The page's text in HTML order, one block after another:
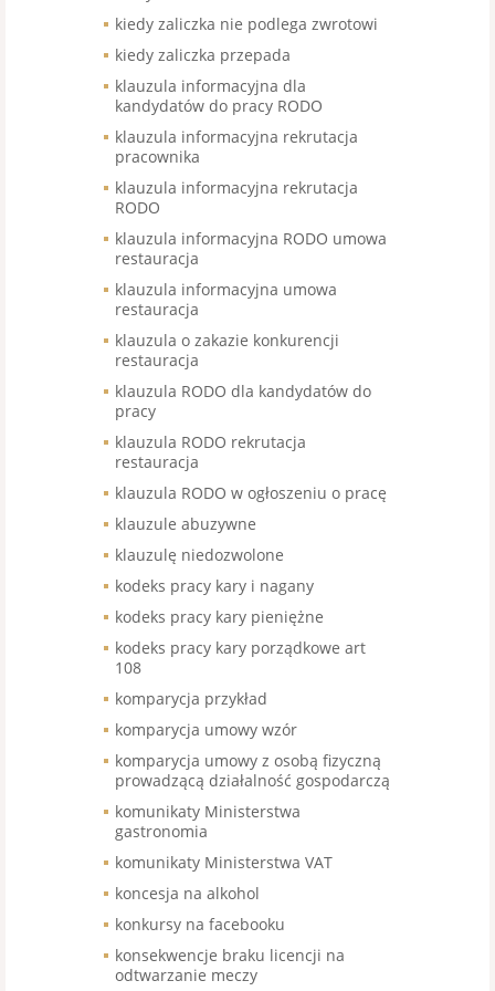
kiedy zaliczka nie podlega zwrotowi
kiedy zaliczka przepada
klauzula informacyjna dla
kandydatów do pracy RODO
klauzula informacyjna rekrutacja
pracownika
klauzula informacyjna rekrutacja
RODO
klauzula informacyjna RODO umowa
restauracja
klauzula informacyjna umowa
restauracja
klauzula o zakazie konkurencji
restauracja
klauzula RODO dla kandydatów do
pracy
klauzula RODO rekrutacja
restauracja
klauzula RODO w ogłoszeniu o pracę
klauzule abuzywne
klauzulę niedozwolone
kodeks pracy kary i nagany
kodeks pracy kary pieniężne
kodeks pracy kary porządkowe art
108
komparycja przykład
komparycja umowy wzór
komparycja umowy z osobą fizyczną
prowadzącą działalność gospodarczą
komunikaty Ministerstwa
gastronomia
komunikaty Ministerstwa VAT
koncesja na alkohol
konkursy na facebooku
konsekwencje braku licencji na
odtwarzanie meczy